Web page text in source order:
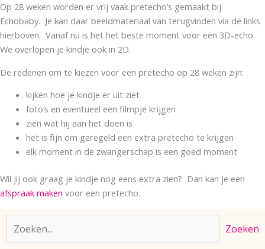
Op 28 weken worden er vrij vaak pretecho’s gemaakt bij
Echobaby. Je kan daar beeldmateriaal van terugvinden via de links
hierboven. Vanaf nu is het het beste moment voor een 3D-echo.
We overlopen je kindje ook in 2D.
De redenen om te kiezen voor een pretecho op 28 weken zijn:
kijken hoe je kindje er uit ziet
foto’s en eventueel een filmpje krijgen
zien wat hij aan het doen is
het is fijn om geregeld een extra pretecho te krijgen
elk moment in de zwangerschap is een goed moment
Wil jij ook graag je kindje nog eens extra zien? Dan kan je een
afspraak maken voor een pretecho.
Zoeken